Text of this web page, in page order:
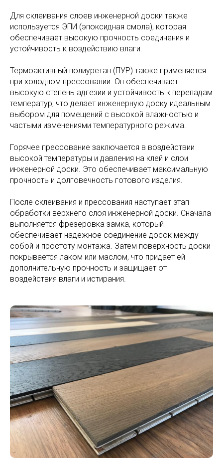
Для склеивания слоев инженерной доски также
используется ЭПИ (эпоксидная смола), которая
обеспечивает высокую прочность соединения и
устойчивость к воздействию влаги.
Термоактивный полиуретан (ПУР) также применяется
при холодном прессовании. Он обеспечивает
высокую степень адгезии и устойчивость к перепадам
температур, что делает инженерную доску идеальным
выбором для помещений с высокой влажностью и
частыми изменениями температурного режима.
Горячее прессование заключается в воздействии
высокой температуры и давления на клей и слои
инженерной доски. Это обеспечивает максимальную
прочность и долговечность готового изделия.
После склеивания и прессования наступает этап
обработки верхнего слоя инженерной доски. Сначала
выполняется фрезеровка замка, который
обеспечивает надежное соединение досок между
собой и простоту монтажа. Затем поверхность доски
покрывается лаком или маслом, что придает ей
дополнительную прочность и защищает от
воздействия влаги и истирания.